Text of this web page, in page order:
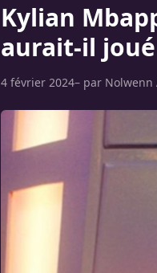
Kylian
aurait-il
4 février 2024– par Nolwenn